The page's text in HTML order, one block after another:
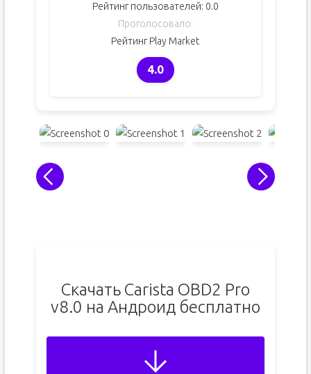
Рейтинг пользователей: 0.0
Проголосовало:
Рейтинг Play Market
4.0
Скачать Carista OBD2 Pro
v8.0 на Андроид бесплатно